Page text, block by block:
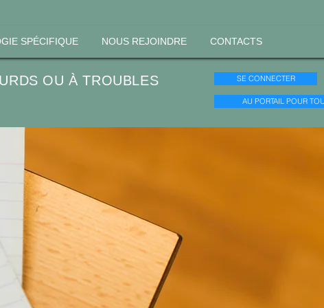
SPÉCIFIQUE NOUS REJOINDRE CONTACTS
AU PORTAIL POUR
SE CONNECTER
OU À TROUBLES